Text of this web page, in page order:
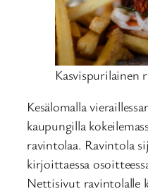
Kasvispurilainen
Kesälomalla
kaupungilla
ravintolaa. Ravintola
kirjoittaessa
Nettisivut ravintolalle